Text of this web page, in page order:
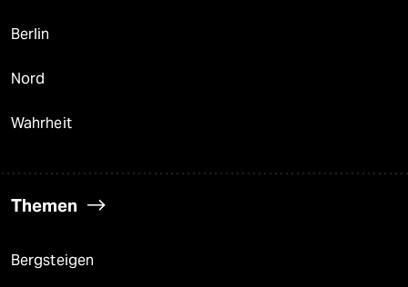
Berlin
Nord
Wahrheit
Themen
Bergsteigen